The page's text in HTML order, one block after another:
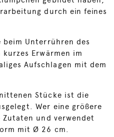
durch ein feines
Unterrühren des
Erwärmen im
Aufschlagen mit dem
Stücke ist die
Wer eine größere
und verwendet
mit Ø 26 cm.